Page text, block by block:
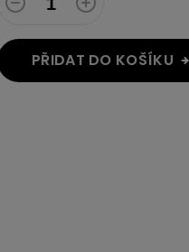
PŘIDAT DO KOŠÍKU